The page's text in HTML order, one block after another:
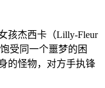
孩杰西卡（Lilly-Fleur
受同一个噩梦的困
的怪物，对方手执锋